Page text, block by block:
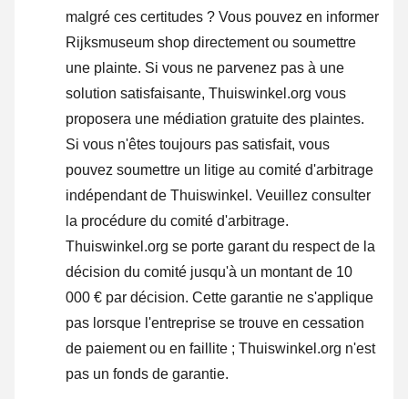
malgré ces certitudes ? Vous pouvez en informer
Rijksmuseum shop directement ou soumettre
une plainte. Si vous ne parvenez pas à une
solution satisfaisante, Thuiswinkel.org vous
proposera une médiation gratuite des plaintes.
Si vous n'êtes toujours pas satisfait, vous
pouvez soumettre un litige au comité d'arbitrage
indépendant de Thuiswinkel. Veuillez consulter
la procédure du comité d'arbitrage.
Thuiswinkel.org se porte garant du respect de la
décision du comité jusqu'à un montant de 10
000 € par décision. Cette garantie ne s'applique
pas lorsque l'entreprise se trouve en cessation
de paiement ou en faillite ; Thuiswinkel.org n'est
pas un fonds de garantie.